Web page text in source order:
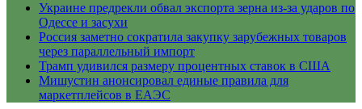
Украине предрекли обвал экспорта зерна из-за ударов по
Одессе и засухи
Россия заметно сократила закупку зарубежных товаров
через параллельный импорт
Трамп удивился размеру процентных ставок в США
Мишустин анонсировал единые правила для
маркетплейсов в ЕАЭС